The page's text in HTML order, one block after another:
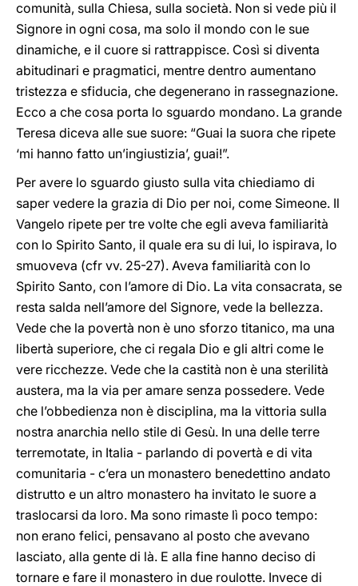
comunità, sulla Chiesa, sulla società. Non si vede più il
Signore in ogni cosa, ma solo il mondo con le sue
dinamiche, e il cuore si rattrappisce. Così si diventa
abitudinari e pragmatici, mentre dentro aumentano
tristezza e sfiducia, che degenerano in rassegnazione.
Ecco a che cosa porta lo sguardo mondano. La grande
Teresa diceva alle sue suore: “Guai la suora che ripete
‘mi hanno fatto un’ingiustizia’, guai!”.
Per avere lo sguardo giusto sulla vita chiediamo di
saper vedere la grazia di Dio per noi, come Simeone. Il
Vangelo ripete per tre volte che egli aveva familiarità
con lo Spirito Santo, il quale era su di lui, lo ispirava, lo
smuoveva (cfr vv. 25-27). Aveva familiarità con lo
Spirito Santo, con l’amore di Dio. La vita consacrata, se
resta salda nell’amore del Signore, vede la bellezza.
Vede che la povertà non è uno sforzo titanico, ma una
libertà superiore, che ci regala Dio e gli altri come le
vere ricchezze. Vede che la castità non è una sterilità
austera, ma la via per amare senza possedere. Vede
che l’obbedienza non è disciplina, ma la vittoria sulla
nostra anarchia nello stile di Gesù. In una delle terre
terremotate, in Italia - parlando di povertà e di vita
comunitaria - c’era un monastero benedettino andato
distrutto e un altro monastero ha invitato le suore a
traslocarsi da loro. Ma sono rimaste lì poco tempo:
non erano felici, pensavano al posto che avevano
lasciato, alla gente di là. E alla fine hanno deciso di
tornare e fare il monastero in due roulotte. Invece di